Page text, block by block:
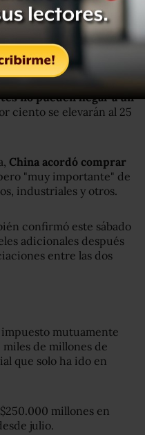
los países
mundo.
este movimiento ahora
que "si al final de
no pueden llegar a un
ciento se elevarán al 25
China acordó comprar
"muy importante" de
industriales y otros.
confirmó este sábado
adicionales después
entre las dos
impuesto mutuamente
de millones de
que solo ha ido en
millones en
julio.